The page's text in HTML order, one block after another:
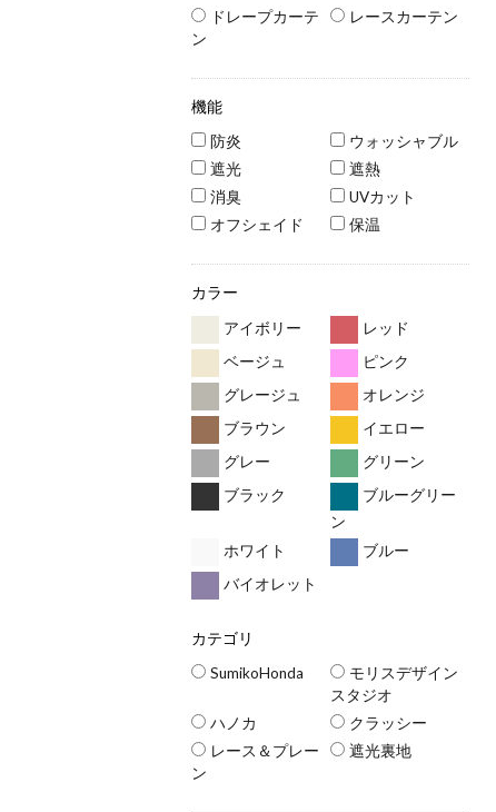
ドレープカーテ
ン
レースカーテン
機能
防炎
ウォッシャブル
遮光
遮熱
消臭
UVカット
オフシェイド
保温
カラー
アイボリー
レッド
ベージュ
ピンク
グレージュ
オレンジ
ブラウン
イエロー
グレー
グリーン
ブラック
ブルーグリー
ン
ホワイト
ブルー
バイオレット
カテゴリ
SumikoHonda
モリスデザイン
スタジオ
ハノカ
クラッシー
レース＆プレー
ン
遮光裏地